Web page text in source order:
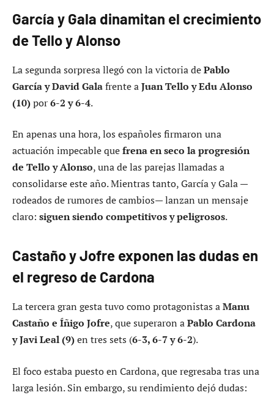
García y Gala dinamitan el crecimiento
de Tello y Alonso
La segunda sorpresa llegó con la victoria dePablo
García y David Galafrente aJuan Tello y Edu Alonso
(10)por6-2 y 6-4.
En apenas una hora, los españoles firmaron una
actuación impecable quefrena en seco la progresión
de Tello y Alonso, una de las parejas llamadas a
consolidarse este año. Mientras tanto, García y Gala —
rodeados de rumores de cambios— lanzan un mensaje
claro: siguen siendo competitivos y peligrosos.
Castaño y Jofre exponen las dudas en
el regreso de Cardona
La tercera gran gesta tuvo como protagonistas aManu
Castaño e Íñigo Jofre, que superaron aPablo Cardona
y Javi Leal (9)en tres sets (6-3, 6-7 y 6-2).
El foco estaba puesto en Cardona, que regresaba tras una
larga lesión. Sin embargo, su rendimiento dejó dudas: